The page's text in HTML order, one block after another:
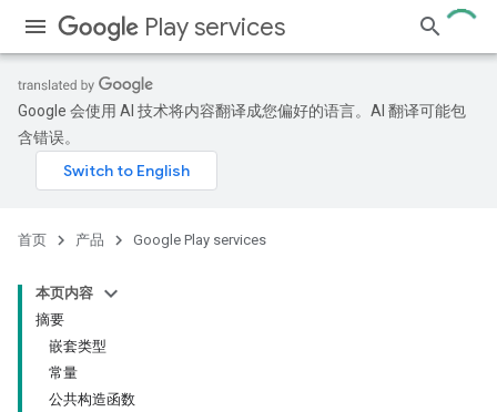
Play services
Google 会使用 AI 技术将内容翻译成您偏好的语言。AI 翻译可能包
含错误。
首页 产品 Google Play services
本页内容
摘要
嵌套类型
常量
公共构造函数